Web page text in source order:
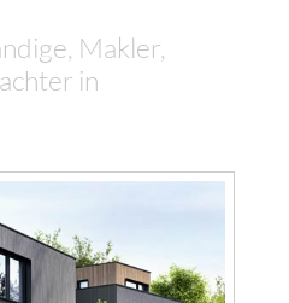
Makler,
in